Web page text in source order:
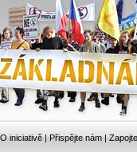
O iniciativě | Přispějte nám |